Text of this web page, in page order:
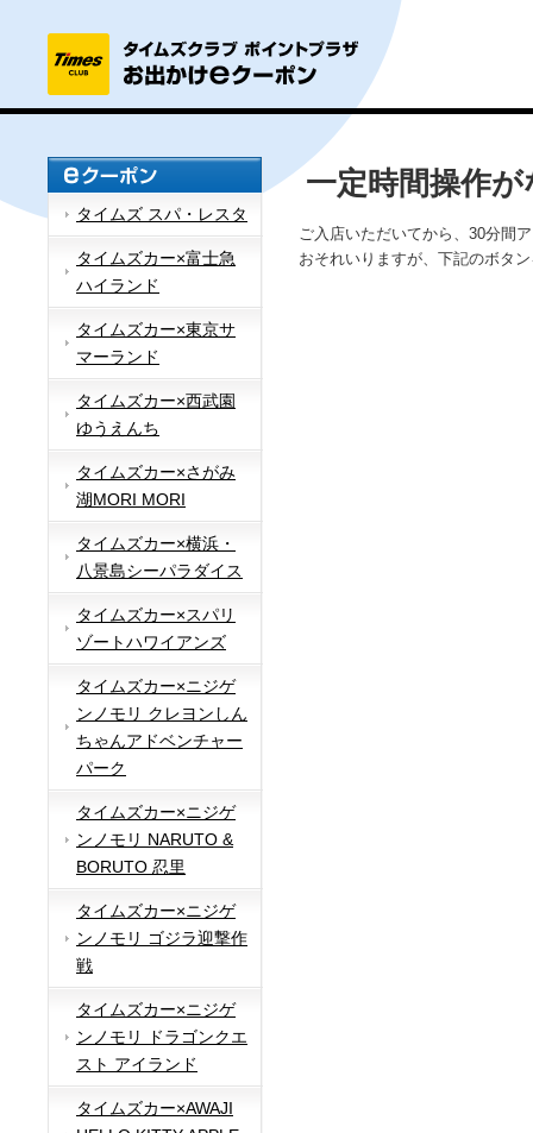
タイムズ スパ・レスタ
タイムズカー×富士急
ハイランド
タイムズカー×東京サ
マーランド
タイムズカー×西武園
ゆうえんち
タイムズカー×さがみ
湖MORI MORI
タイムズカー×横浜・
八景島シーパラダイス
タイムズカー×スパリ
ゾートハワイアンズ
タイムズカー×ニジゲ
ンノモリ クレヨンしん
ちゃんアドベンチャー
パーク
タイムズカー×ニジゲ
ンノモリ NARUTO &
BORUTO 忍里
タイムズカー×ニジゲ
ンノモリ ゴジラ迎撃作
戦
タイムズカー×ニジゲ
ンノモリ ドラゴンクエ
スト アイランド
タイムズカー×AWAJI
一定時間操作
ご入店いただいてから、30分間
おそれいりますが、下記のボタ